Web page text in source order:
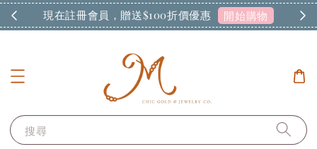
現在註冊會員，贈送$100折價優惠 開始購物
搜尋